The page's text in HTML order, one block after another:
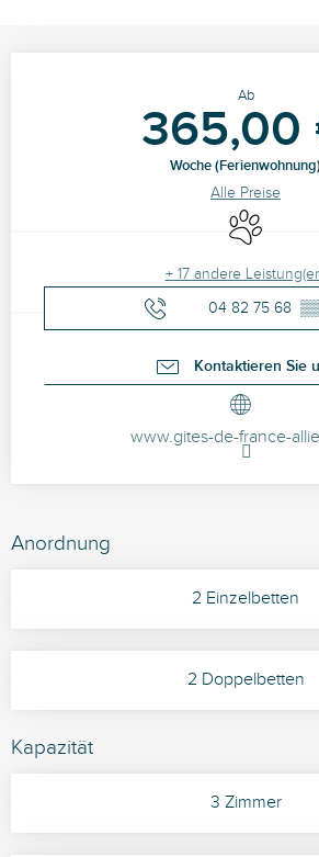
Ab
365,00
Woche (Ferienwohnung)
Alle Preise
Tiere erlaubt
+ 17 andere
04 82 75 68
Kontaktieren Sie
www.gites-de-france-
Anordnung
2 Einzelbetten
2 Doppelbetten
Kapazität
3 Zimmer